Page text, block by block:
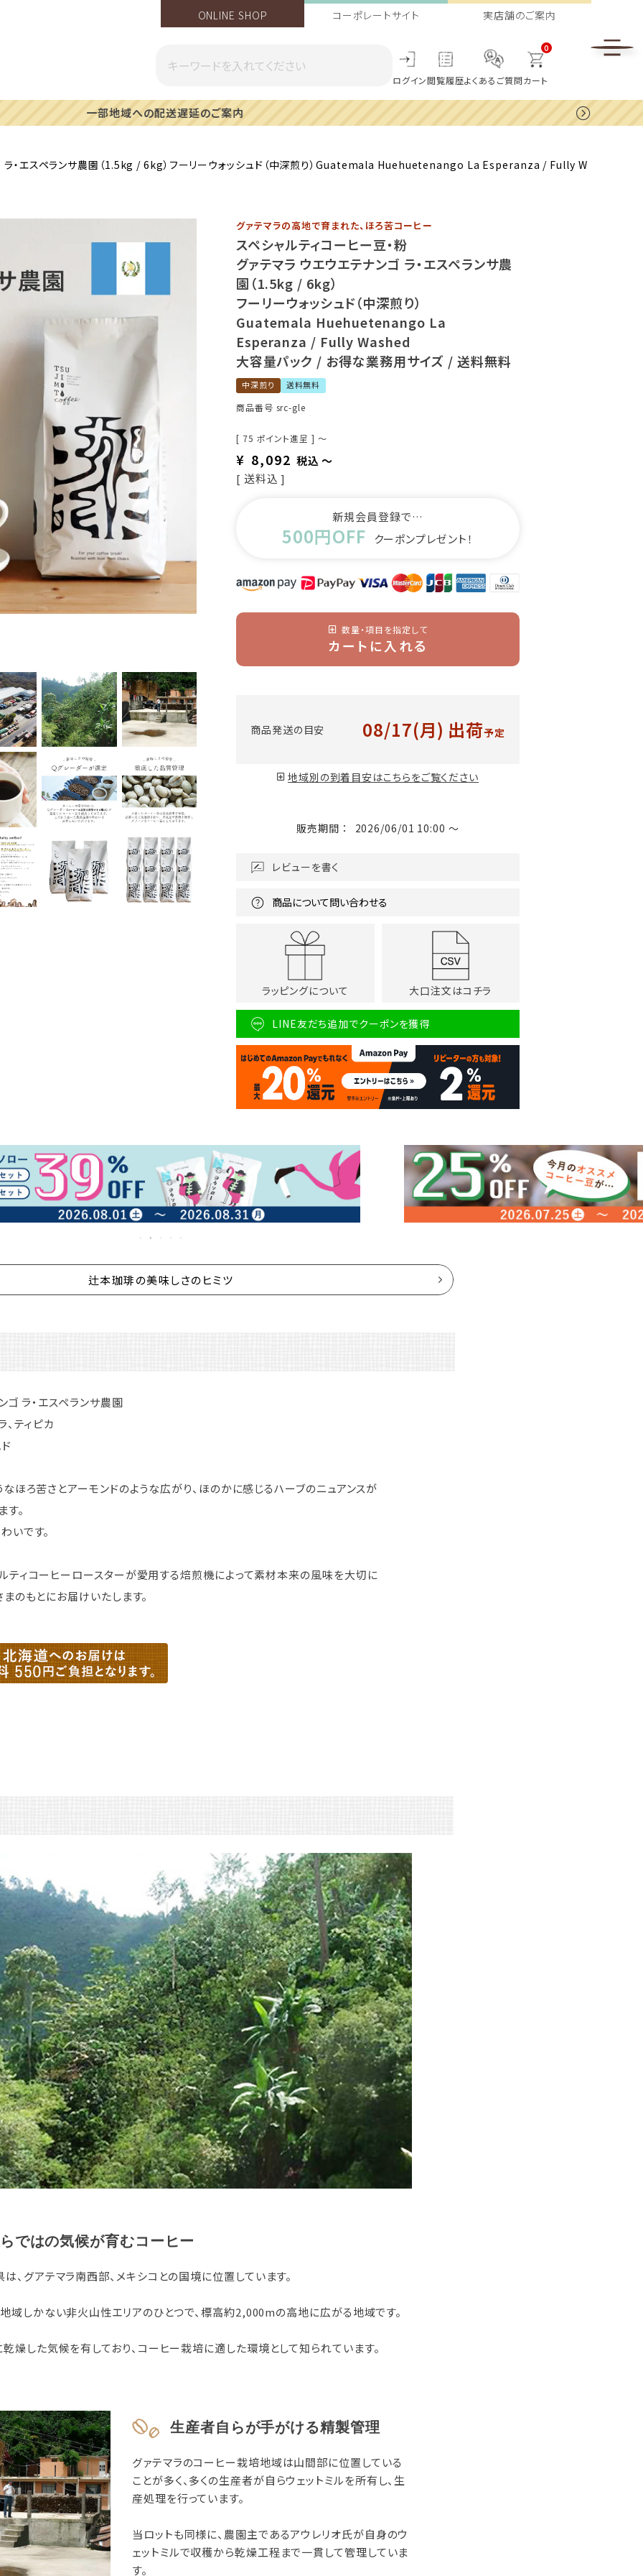
ONLINE SHOP コーポレートサイト 実店舗のご案内
ログイン閲覧履歴よくあるご質問
0
カート
一部地域への配送遅延のご案内
ラ・エスペランサ農園（1.5kg / 6kg）フーリーウォッシュド（中深煎り）Guatemala Huehuetenango La Esperanza / Fully W
グァテマラの高地で育まれた、ほろ苦コーヒー
スペシャルティコーヒー豆・粉
グァテマラ ウエウエテナンゴ ラ・エスペランサ農
園（1.5kg / 6kg）
フーリーウォッシュド（中深煎り）
Guatemala Huehuetenango La
Esperanza / Fully Washed
大容量パック / お得な業務用サイズ / 送料無料
中深煎り 送料無料
商品番号 src-gle
[ 75 ポイント進呈 ] 〜
¥ 8,092 税込 〜
送料込
新規会員登録で…
500円OFF クーポンプレゼント！
数量・項目を指定して
カートに入れる
商品発送の目安 08/17(月) 出荷予定
地域別の到着目安はこちらをご覧ください
販売期間 2026/06/01 10:00 〜
レビューを書く
商品について問い合わせる
ラッピングについて 大口注文はコチラ
LINE友だち追加でクーポンを獲得
辻本珈琲の美味しさのヒミツ
ゴ ラ・エスペランサ農園
、ティピカ
ほろ苦さとアーモンドのような広がり、ほのかに感じるハーブのニュアンスが
。
いです。
ティコーヒーロースターが愛用する焙煎機によって素材本来の風味を大切に
のもとにお届けいたします。
ではの気候が育むコーヒー
、グアテマラ南西部、メキシコとの国境に位置しています。
域しかない非火山性エリアのひとつで、標高約2,000mの高地に広がる地域です。
燥した気候を有しており、コーヒー栽培に適した環境として知られています。
生産者自らが手がける精製管理
グァテマラのコーヒー栽培地域は山間部に位置している
ことが多く、多くの生産者が自らウェットミルを所有し、生
産処理を行っています。
当ロットも同様に、農園主であるアウレリオ氏が自身のウ
ェットミルで収穫から乾燥工程まで一貫して管理していま
す。